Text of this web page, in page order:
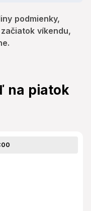
podmienky,
víkendu,
na piatok